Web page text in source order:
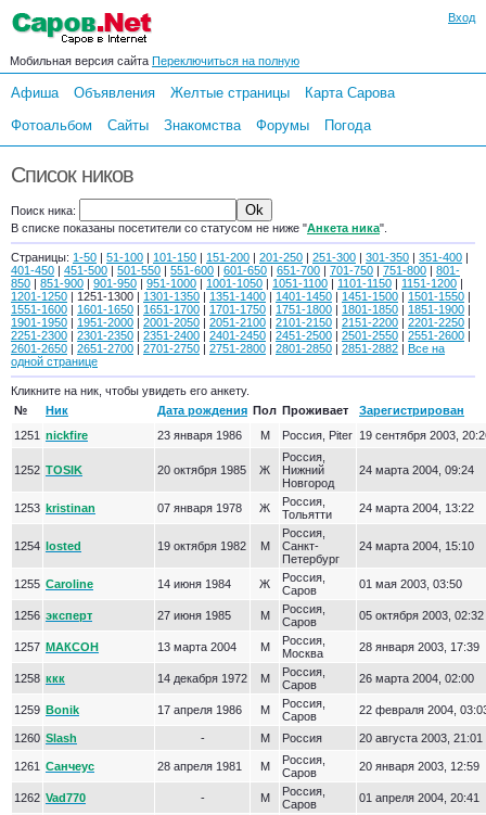
Вход
Мобильная версия сайта Переключиться на полную
Афиша Объявления Желтые страницы
Карта Сарова
Фотоальбом
Сайты Знакомства Форумы Погода
Список ников
Поиск ника:
В списке показаны посетители со статусом не ниже "Анкета ника".
Страницы: 1-50 | 51-100 | 101-150 | 151-200 | 201-250 | 251-300 | 301-350 | 351-400 |
401-450 | 451-500 | 501-550 | 551-600 | 601-650 | 651-700 | 701-750 | 751-800 | 801-
850 | 851-900 | 901-950 | 951-1000 | 1001-1050 | 1051-1100 | 1101-1150 | 1151-1200 |
1201-1250 | 1251-1300 | 1301-1350 | 1351-1400 | 1401-1450 | 1451-1500 | 1501-1550 |
1551-1600 | 1601-1650 | 1651-1700 | 1701-1750 | 1751-1800 | 1801-1850 | 1851-1900 |
1901-1950 | 1951-2000 | 2001-2050 | 2051-2100 | 2101-2150 | 2151-2200 | 2201-2250 |
2251-2300 | 2301-2350 | 2351-2400 | 2401-2450 | 2451-2500 | 2501-2550 | 2551-2600 |
2601-2650 | 2651-2700 | 2701-2750 | 2751-2800 | 2801-2850 | 2851-2882 | Все на
одной странице
Кликните на ник, чтобы увидеть его анкету.
№
Ник Дата рождения Пол Проживает
Зарегистрирован
1251 nickfire 23 января 1986 М Россия, Piter 19 сентября 2003,
1252 TOSIK 20 октября 1985 Ж
Россия,
Нижний
Новгород
24 марта 2004, 09:24
1253 kristinan 07 января 1978 Ж
Россия,
Тольятти
24 марта 2004, 13:22
1254 losted 19 октября 1982 М
Россия,
Санкт-
Петербург
24 марта 2004, 15:10
1255 Caroline 14 июня 1984 Ж
Россия,
Саров
01 мая 2003, 03:50
1256 эксперт 27 июня 1985 М
Россия,
Саров
05 октября 2003, 02:32
1257 МАКСОН 13 марта 2004 М
Россия,
Москва
28 января 2003, 17:39
1258 ккк 14 декабря 1972 М
Россия,
Саров
26 марта 2004, 02:00
1259 Bonik 17 апреля 1986 М
Россия,
Саров
22 февраля 2004,
1260 Slash - М Россия 20 августа 2003, 21:01
1261 Санчеус 28 апреля 1981 М
Россия,
Саров
20 января 2003, 12:59
1262 Vad770 - М
Россия,
Саров
01 апреля 2004, 20:41